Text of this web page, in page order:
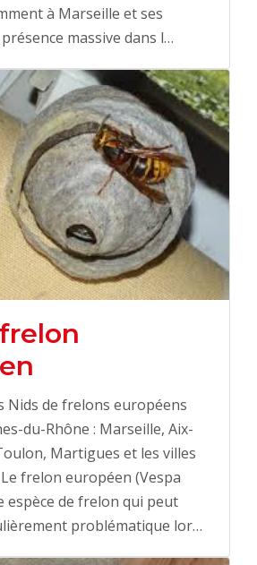
à Marseille et ses
massive dans l…
Nids de frelons européens
du-Rhône : Marseille, Aix-
Martigues et les villes
frelon européen (Vespa
espèce de frelon qui peut
problématique lor…